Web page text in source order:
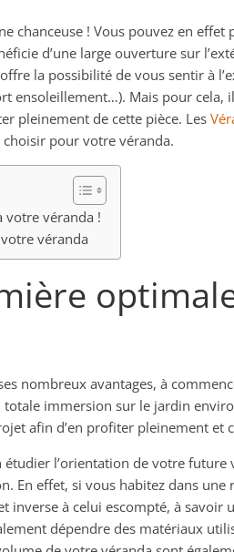
chanceuse ! Vous pouvez en effet
d’une large ouverture sur
la possibilité de vous sentir à
ensoleillement…). Mais pour cela,
pleinement de cette pièce. Les
pour votre véranda.
votre véranda !
véranda
nombreux avantages, à
totale immersion sur le jardin
afin d’en profiter pleinement et
l’orientation de votre future
En effet, si vous habitez dans une
inverse à celui escompté, à savoir
dépendre des matériaux